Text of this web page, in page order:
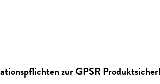
zur GPSR